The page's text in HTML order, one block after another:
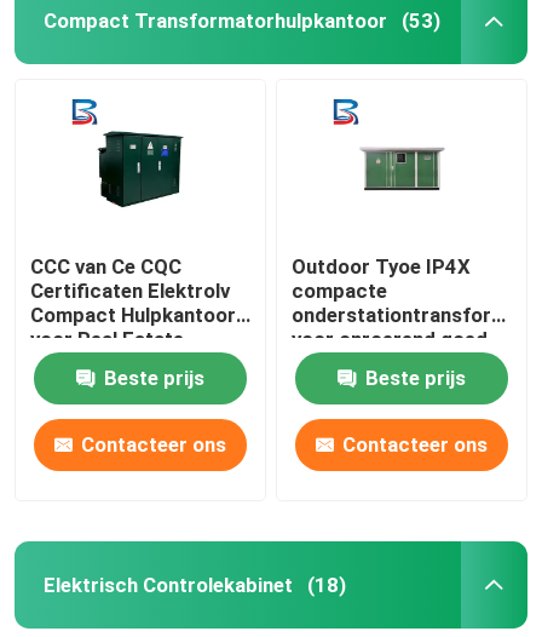
Compact Transformatorhulpkantoor (53)
CCC van Ce CQC
Certificaten Elektrolv
Compact Hulpkantoor
voor Real Estate
Beste prijs
Contacteer ons
Outdoor Tyoe IP4X
compacte
voor onroerend goed
en gebouwen
Beste prijs
Contacteer ons
Elektrisch Controlekabinet (18)